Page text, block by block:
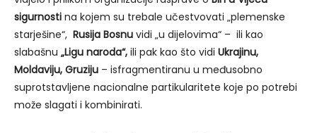
sigurnosti na kojem su trebale učestvovati „plemenske
starješine“, Rusija Bosnu vidi „u dijelovima“ – ili kao
slabašnu „Ligu naroda“, ili pak kao što vidi Ukrajinu,
Moldaviju, Gruziju – isfragmentiranu u međusobno
suprotstavljene nacionalne partikularitete koje po potrebi
može slagati i kombinirati.